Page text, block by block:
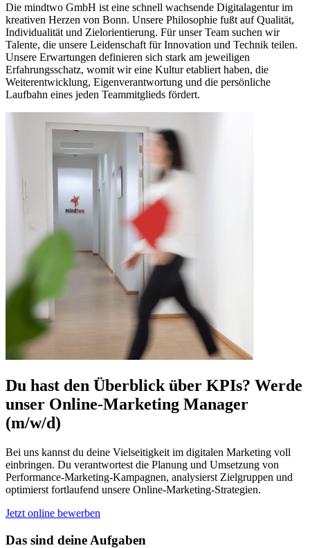
Die mindtwo GmbH ist eine schnell wachsende Digitalagentur im
kreativen Herzen von Bonn. Unsere Philosophie fußt auf Qualität,
Individualität und Zielorientierung. Für unser Team suchen wir
Talente, die unsere Leidenschaft für Innovation und Technik teilen.
Unsere Erwartungen definieren sich stark am jeweiligen
Erfahrungsschatz, womit wir eine Kultur etabliert haben, die
Weiterentwicklung, Eigenverantwortung und die persönliche
Laufbahn eines jeden Teammitglieds fördert.
Du hast den Überblick über KPIs? Werde
unser Online-Marketing Manager
(m/w/d)
Bei uns kannst du deine Vielseitigkeit im digitalen Marketing voll
einbringen. Du verantwortest die Planung und Umsetzung von
Performance-Marketing-Kampagnen, analysierst Zielgruppen und
optimierst fortlaufend unsere Online-Marketing-Strategien.
Jetzt online bewerben
Das sind deine Aufgaben